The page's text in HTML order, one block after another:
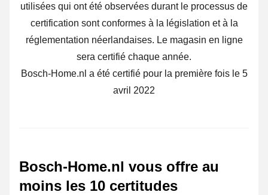
utilisées qui ont été observées durant le processus de
certification sont conformes à la législation et à la
réglementation néerlandaises. Le magasin en ligne
sera certifié chaque année.
Bosch-Home.nl a été certifié pour la première fois le 5
avril 2022
Bosch-Home.nl vous offre au
moins les 10 certitudes